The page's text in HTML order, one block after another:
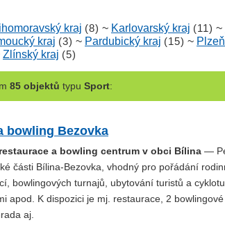
kraj (8) ~ Karlovarský kraj (11) ~
kraj (3) ~ Pardubický kraj (15) ~
Zlínský kraj (5)
85 objektů typu Sport:
bowling Bezovka
a bowling centrum v obci Bílina —
části Bílina-Bezovka, vhodný pro pořádání
bowlingových turnajů, ubytování turistů a
apod. K dispozici je mj. restaurace, 2 bowlingové
aj.